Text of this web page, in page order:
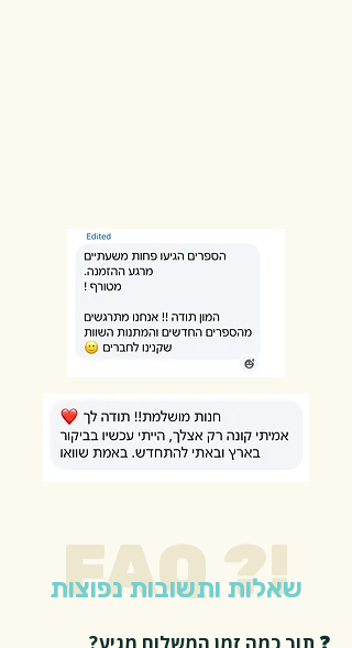
FAQ ?!
שאלות ותשובות נפוצות